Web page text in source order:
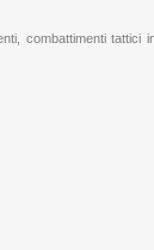
combattimenti tattici